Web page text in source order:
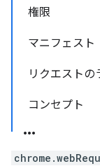
権限
マニフェスト
リクエストの
コンセプト